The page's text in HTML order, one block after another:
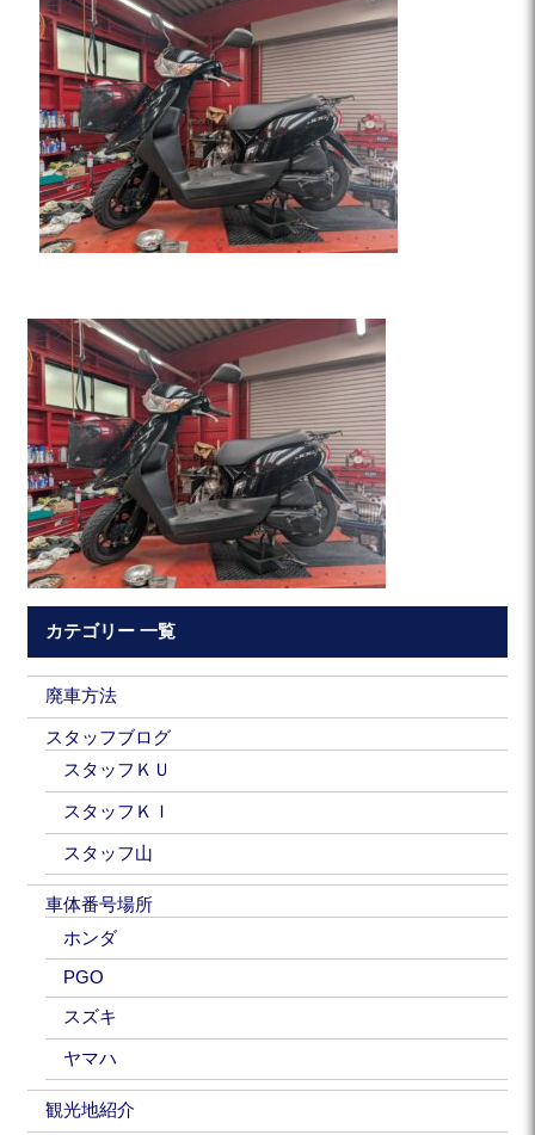
カテゴリー 一覧
廃車方法
スタッフブログ
スタッフＫＵ
スタッフＫＩ
スタッフ山
車体番号場所
ホンダ
PGO
スズキ
ヤマハ
観光地紹介